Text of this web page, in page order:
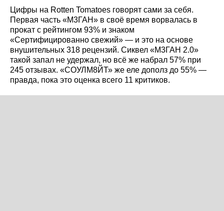
Цифры на Rotten Tomatoes говорят сами за себя.
Первая часть «М3ГАН» в своё время ворвалась в
прокат с рейтингом 93% и знаком
«Сертифицированно свежий» — и это на основе
внушительных 318 рецензий. Сиквел «М3ГАН 2.0»
такой запал не удержал, но всё же набрал 57% при
245 отзывах. «СОУЛМ8ЙТ» же еле дополз до 55% —
правда, пока это оценка всего 11 критиков.